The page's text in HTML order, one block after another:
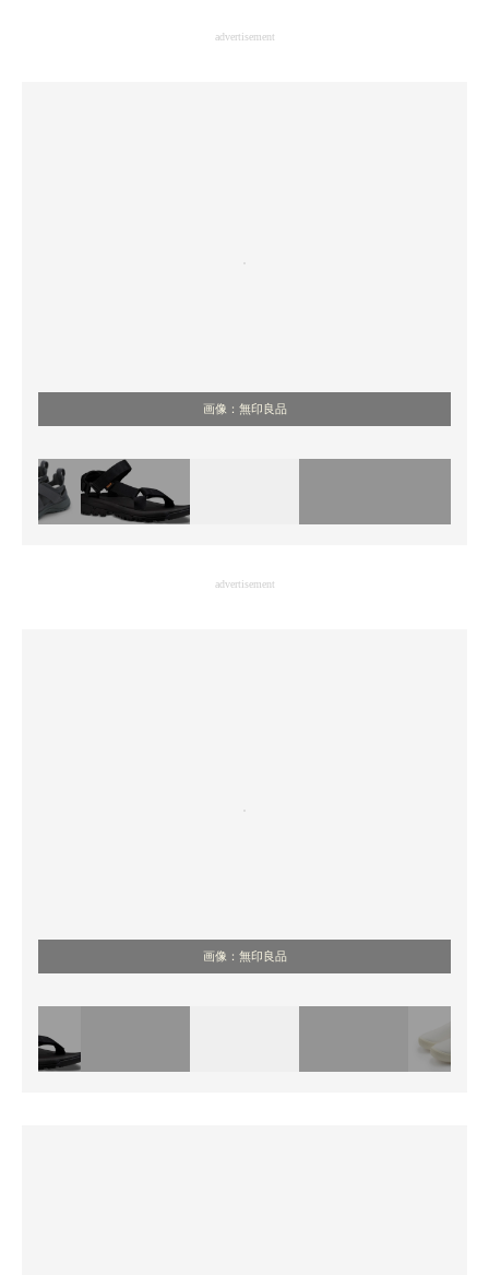
advertisement
画像：無印良品
advertisement
画像：無印良品